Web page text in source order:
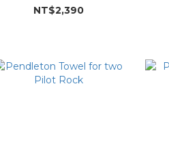
NT$2,390